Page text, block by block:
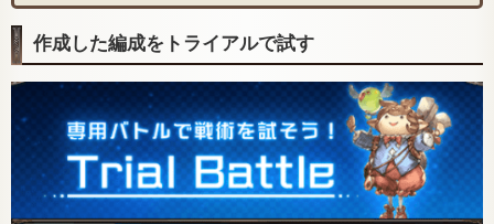
作成した編成をトライアルで試す